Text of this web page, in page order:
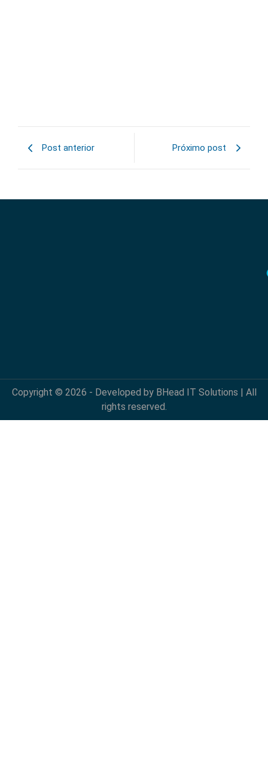
Post anterior Próximo post
Copyright © 2026 - Developed by BHead IT Solutions | All
rights reserved.